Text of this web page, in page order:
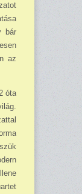
bár
az
óta